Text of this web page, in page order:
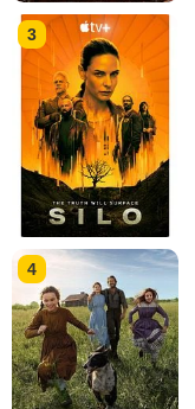
3
4